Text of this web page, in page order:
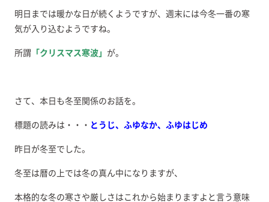
明日までは暖かな日が続くようですが、週末には今冬一番の寒
気が入り込むようですね。
所謂 「クリスマス寒波」 が。
さて、本日も冬至関係のお話を。
標題の読みは・・・ とうじ、ふゆなか、ふゆはじめ
昨日が冬至でした。
冬至は暦の上では冬の真ん中になりますが、
本格的な冬の寒さや厳しさはこれから始まりますよと言う意味